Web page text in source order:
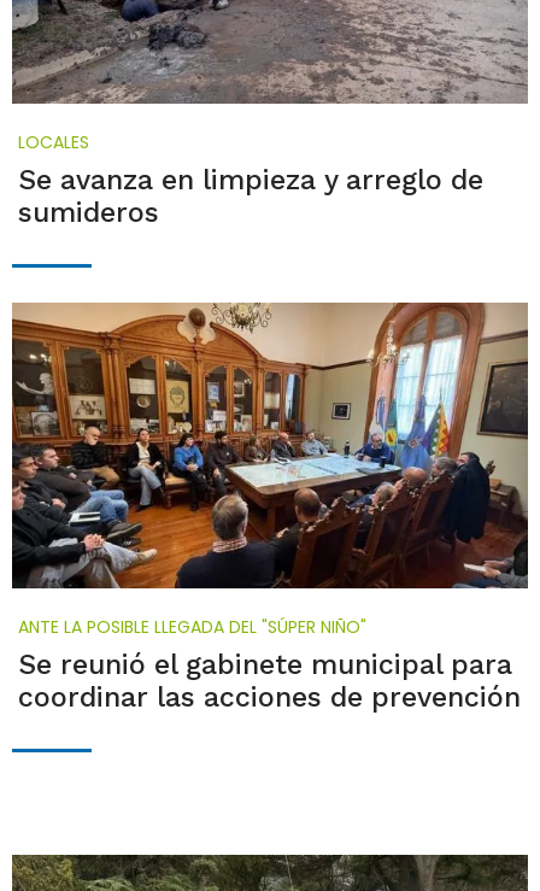
LOCALES
Se avanza en limpieza y arreglo de
sumideros
ANTE LA POSIBLE LLEGADA DEL "SÚPER NIÑO"
Se reunió el gabinete municipal para
coordinar las acciones de prevención